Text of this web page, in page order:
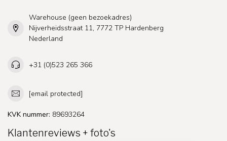
Warehouse (geen bezoekadres)
Nijverheidsstraat 11, 7772 TP Hardenberg
Nederland
+31 (0)523 265 366
[email protected]
KVK nummer: 89693264
Klantenreviews + foto's